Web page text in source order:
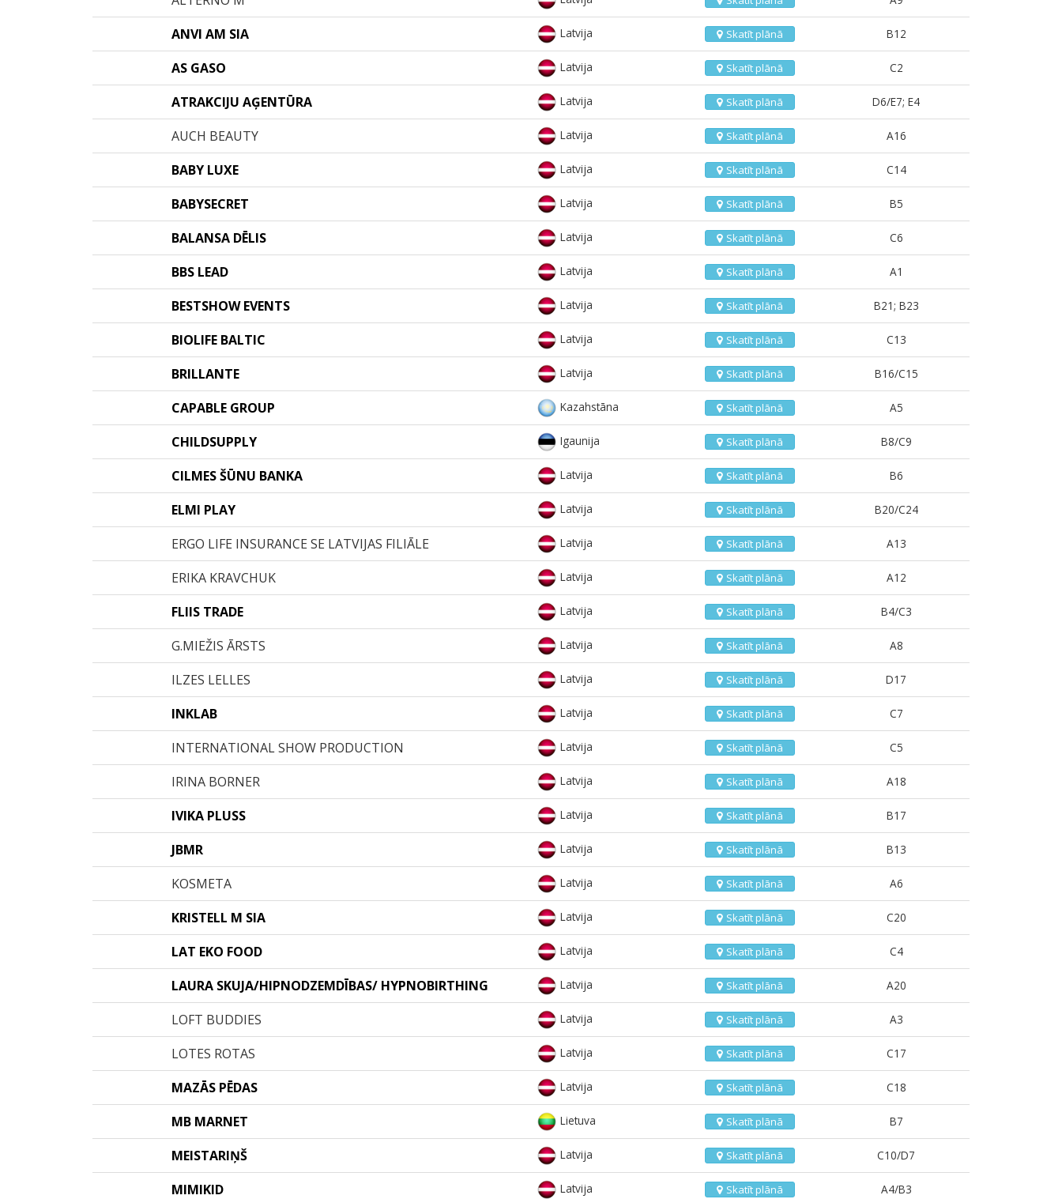
ANVI AM SIA Latvija Skatīt plānā B12
AS GASO Latvija Skatīt plānā C2
ATRAKCIJU AĢENTŪRA Latvija Skatīt plānā D6/E7; E4
AUCH BEAUTY Latvija Skatīt plānā A16
BABY LUXE Latvija Skatīt plānā C14
BABYSECRET Latvija Skatīt plānā B5
BALANSA DĒLIS Latvija Skatīt plānā C6
BBS LEAD Latvija Skatīt plānā A1
BESTSHOW EVENTS Latvija Skatīt plānā B21; B23
BIOLIFE BALTIC Latvija Skatīt plānā C13
BRILLANTE Latvija Skatīt plānā B16/C15
CAPABLE GROUP Kazahstāna Skatīt plānā A5
CHILDSUPPLY Igaunija Skatīt plānā B8/C9
CILMES ŠŪNU BANKA Latvija Skatīt plānā B6
ELMI PLAY Latvija Skatīt plānā B20/C24
ERGO LIFE INSURANCE SE LATVIJAS FILIĀLE Latvija Skatīt plānā A13
ERIKA KRAVCHUK Latvija Skatīt plānā A12
FLIIS TRADE Latvija Skatīt plānā B4/C3
G.MIEŽIS ĀRSTS Latvija Skatīt plānā A8
ILZES LELLES Latvija Skatīt plānā D17
INKLAB Latvija Skatīt plānā C7
INTERNATIONAL SHOW PRODUCTION Latvija Skatīt plānā C5
IRINA BORNER Latvija Skatīt plānā A18
IVIKA PLUSS Latvija Skatīt plānā B17
JBMR Latvija Skatīt plānā B13
KOSMETA Latvija Skatīt plānā A6
KRISTELL M SIA Latvija Skatīt plānā C20
LAT EKO FOOD Latvija Skatīt plānā C4
LAURA SKUJA/HIPNODZEMDĪBAS/ HYPNOBIRTHING Latvija Skatīt plānā A20
LOFT BUDDIES Latvija Skatīt plānā A3
LOTES ROTAS Latvija Skatīt plānā C17
MAZĀS PĒDAS Latvija Skatīt plānā C18
MB MARNET Lietuva Skatīt plānā B7
MEISTARIŅŠ Latvija Skatīt plānā C10/D7
MIMIKID Latvija Skatīt plānā A4/B3